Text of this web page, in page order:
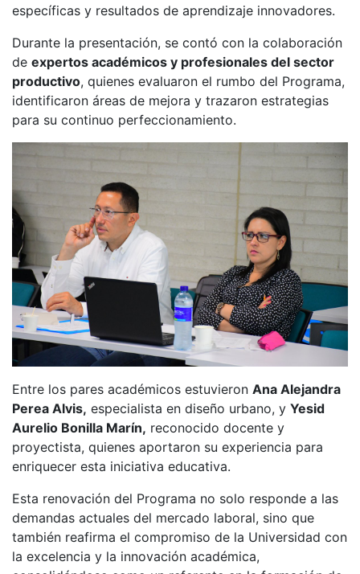
específicas y resultados de aprendizaje innovadores.
Durante la presentación, se contó con la colaboración
de expertos académicos y profesionales del sector
productivo, quienes evaluaron el rumbo del Programa,
identificaron áreas de mejora y trazaron estrategias
para su continuo perfeccionamiento.
Entre los pares académicos estuvieron Ana Alejandra
Perea Alvis, especialista en diseño urbano, y Yesid
Aurelio Bonilla Marín, reconocido docente y
proyectista, quienes aportaron su experiencia para
enriquecer esta iniciativa educativa.
Esta renovación del Programa no solo responde a las
demandas actuales del mercado laboral, sino que
también reafirma el compromiso de la Universidad con
la excelencia y la innovación académica,